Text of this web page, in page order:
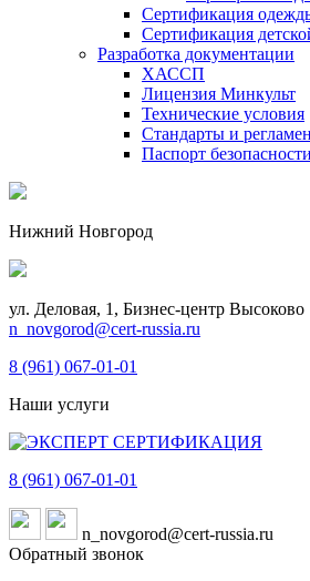
Сертификация
Сертификация
Разработка документации
ХАССП
Лицензия Минкульт
Технические условия
Стандарты и
Паспорт
Нижний Новгород
ул. Деловая, 1, Бизнес-центр Высоково
n_novgorod@cert-russia.ru
8 (961) 067-01-01
Наши услуги
8 (961) 067-01-01
n_novgorod@cert-russia.ru
Обратный звонок